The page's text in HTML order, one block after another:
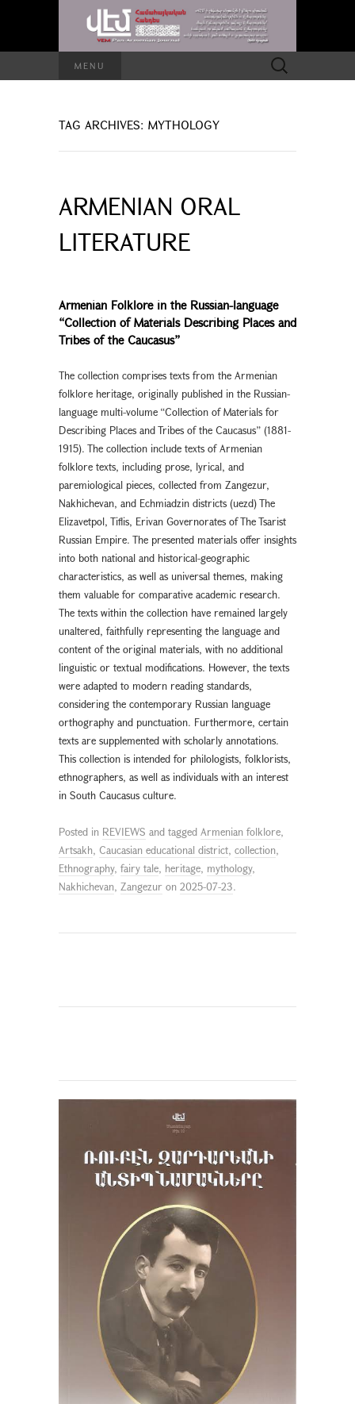
MENU
Search
for:
TAG ARCHIVES: MYTHOLOGY
ARMENIAN ORAL
LITERATURE
Armenian Folklore in the Russian-language
“Collection of Materials Describing Places and
Tribes of the Caucasus”
The collection comprises texts from the Armenian
folklore heritage, originally published in the Russian-
language multi-volume “Collection of Materials for
Describing Places and Tribes of the Caucasus” (1881-
1915). The collection include texts of Armenian
folklore texts, including prose, lyrical, and
paremiological pieces, collected from Zangezur,
Nakhichevan, and Echmiadzin districts (uezd) The
Elizavetpol, Tiflis, Erivan Governorates of The Tsarist
Russian Empire. The presented materials offer insights
into both national and historical-geographic
characteristics, as well as universal themes, making
them valuable for comparative academic research.
The texts within the collection have remained largely
unaltered, faithfully representing the language and
content of the original materials, with no additional
linguistic or textual modifications. However, the texts
were adapted to modern reading standards,
considering the contemporary Russian language
orthography and punctuation. Furthermore, certain
texts are supplemented with scholarly annotations.
This collection is intended for philologists, folklorists,
ethnographers, as well as individuals with an interest
in South Caucasus culture.
Posted in REVIEWS and tagged Armenian folklore,
Artsakh, Caucasian educational district, collection,
Ethnography, fairy tale, heritage, mythology,
Nakhichevan, Zangezur on 2025-07-23.